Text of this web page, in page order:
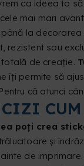
ca ideea ta
cele mai mari
până la
rezistent sau
de creație.
îți permite să
că atunci
CUM
poți crea
și
de imprimare.